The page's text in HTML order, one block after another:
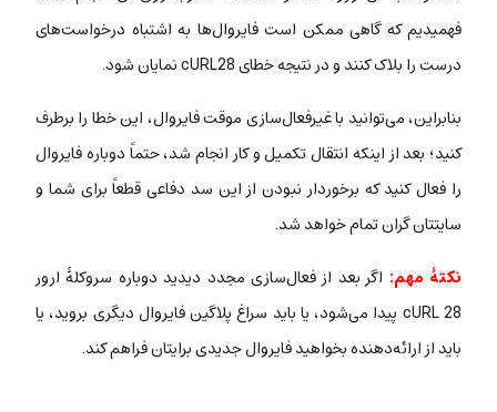
فهمیدیم که گاهی ممکن است فایروال‌ها به اشتباه درخواست‌های
درست را بلاک کنند و در نتیجه خطای cURL28 نمایان شود.
بنابراین، می‌توانید با غیرفعال‌سازی موقت فایروال، این خطا را برطرف
کنید؛ بعد از اینکه انتقال تکمیل و کار انجام شد، حتماً دوباره فایروال
را فعال کنید که برخوردار نبودن از این سد دفاعی قطعاً برای شما و
سایتتان گران تمام خواهد شد.
نکتۀ مهم: اگر بعد از فعال‌سازی مجدد دیدید دوباره سروکلۀ ارور
cURL 28 پیدا می‌شود، یا باید سراغ پلاگین فایروال دیگری بروید، یا
باید از ارائه‌دهنده بخواهید فایروال جدیدی برایتان فراهم کند.